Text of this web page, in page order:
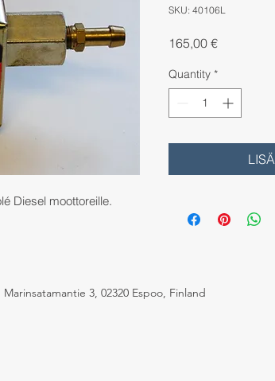
Diesel moottoreille.
SKU: 40106L
165,00 €Price
Quantity *
Marinsatamantie 3,02320 Espoo, Finland